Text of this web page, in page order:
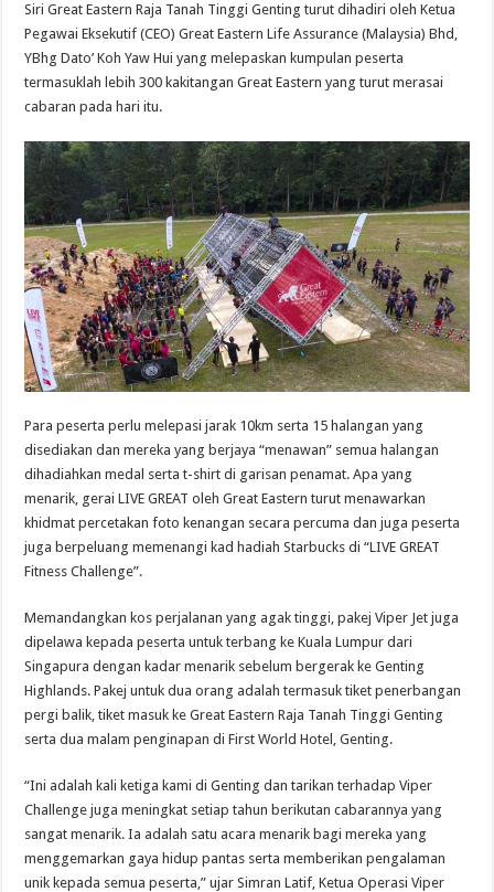
Siri Great Eastern Raja Tanah Tinggi Genting turut dihadiri oleh Ketua
Pegawai Eksekutif (CEO) Great Eastern Life Assurance (Malaysia) Bhd,
YBhg Dato’ Koh Yaw Hui yang melepaskan kumpulan peserta
termasuklah lebih 300 kakitangan Great Eastern yang turut merasai
cabaran pada hari itu.
Para peserta perlu melepasi jarak 10km serta 15 halangan yang
disediakan dan mereka yang berjaya “menawan” semua halangan
dihadiahkan medal serta t-shirt di garisan penamat. Apa yang
menarik, gerai LIVE GREAT oleh Great Eastern turut menawarkan
khidmat percetakan foto kenangan secara percuma dan juga peserta
juga berpeluang memenangi kad hadiah Starbucks di “LIVE GREAT
Fitness Challenge”.
Memandangkan kos perjalanan yang agak tinggi, pakej Viper Jet juga
dipelawa kepada peserta untuk terbang ke Kuala Lumpur dari
Singapura dengan kadar menarik sebelum bergerak ke Genting
Highlands. Pakej untuk dua orang adalah termasuk tiket penerbangan
pergi balik, tiket masuk ke Great Eastern Raja Tanah Tinggi Genting
serta dua malam penginapan di First World Hotel, Genting.
“Ini adalah kali ketiga kami di Genting dan tarikan terhadap Viper
Challenge juga meningkat setiap tahun berikutan cabarannya yang
sangat menarik. Ia adalah satu acara menarik bagi mereka yang
menggemarkan gaya hidup pantas serta memberikan pengalaman
unik kepada semua peserta,” ujar Simran Latif, Ketua Operasi Viper